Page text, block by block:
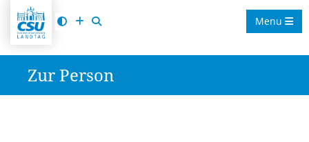
Menu
Zur Person